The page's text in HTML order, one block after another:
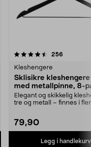
256
Kleshengere
Sklisikre
med metallpinne, 8-
Elegant og skikkelig
tre og metall – finnes i
79,90
Legg i handlekurv
4.5av 5 stjerner